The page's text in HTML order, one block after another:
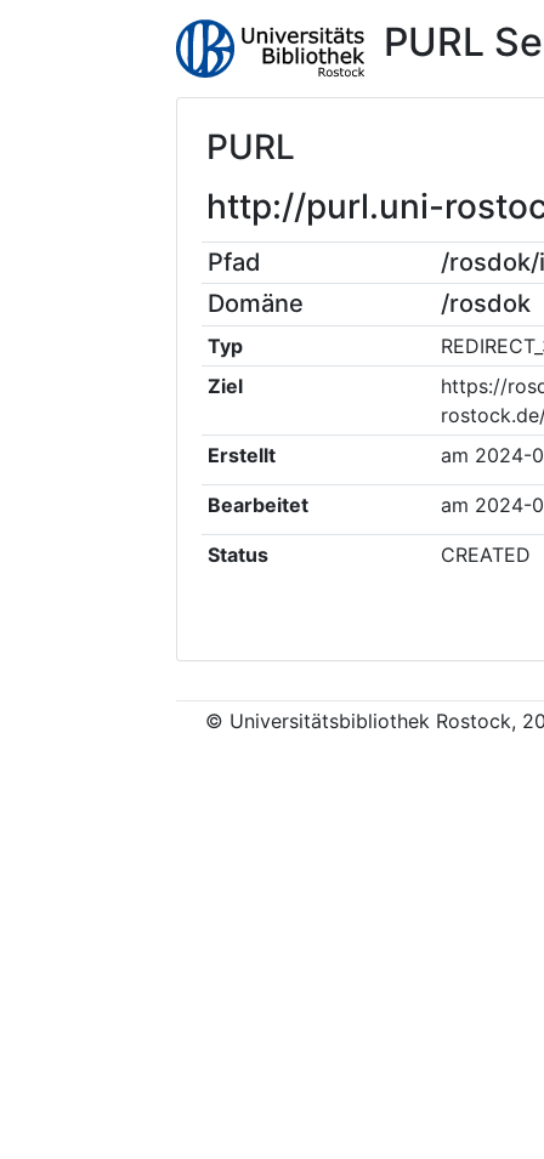
PURL
PURL
http://purl.uni-
Pfad
/
Domäne
/rosdok
Typ
Ziel
https://
Erstellt
am 2024-
Bearbeitet am 2024-
Status CREATED
© Universitätsbibliothek Rostock,